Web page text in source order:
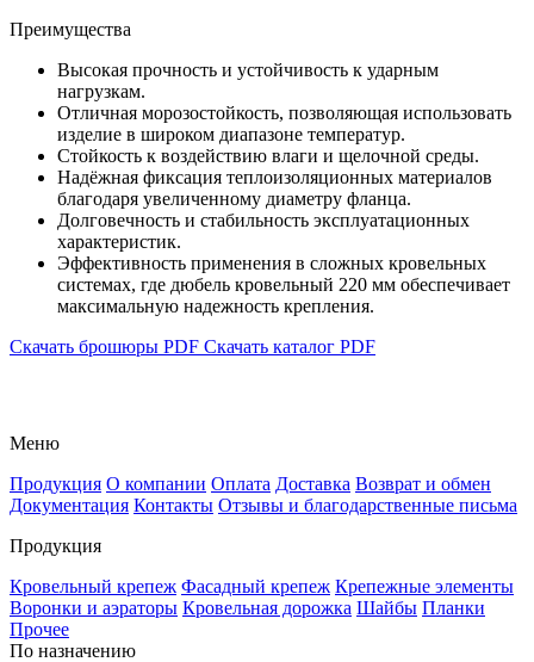
Преимущества
Высокая прочность и устойчивость к ударным
нагрузкам.
Отличная морозостойкость, позволяющая использовать
изделие в широком диапазоне температур.
Стойкость к воздействию влаги и щелочной среды.
Надёжная фиксация теплоизоляционных материалов
благодаря увеличенному диаметру фланца.
Долговечность и стабильность эксплуатационных
характеристик.
Эффективность применения в сложных кровельных
системах, где дюбель кровельный 220 мм обеспечивает
максимальную надежность крепления.
Скачать брошюры PDF Скачать каталог PDF
Меню
Продукция О компании Оплата Доставка Возврат и обмен
Документация Контакты Отзывы и благодарственные письма
Продукция
Кровельный крепеж Фасадный крепеж Крепежные элементы
Воронки и аэраторы Кровельная дорожка Шайбы Планки
Прочее
По назначению